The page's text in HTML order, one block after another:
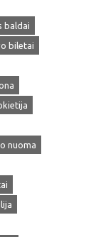
baldai
biletai
nuoma